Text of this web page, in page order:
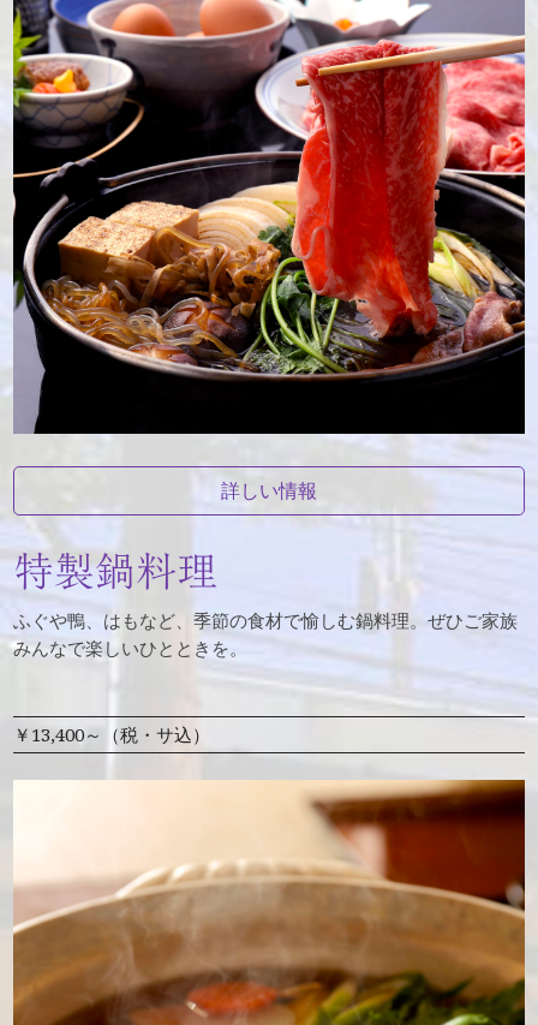
詳しい情報
特製鍋料理
ふぐや鴨、はもなど、季節の食材で愉しむ鍋料理。ぜひご家族
みんなで楽しいひとときを。
￥13,400～（税・サ込）